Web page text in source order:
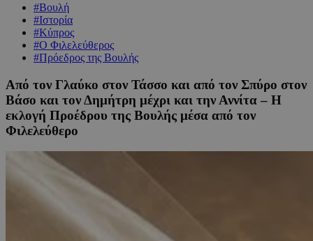
#Βουλή
#Ιστορία
#Κύπρος
#Ο Φιλελεύθερος
#Πρόεδρος της Βουλής
Από τον Γλαύκο στον Τάσσο και από τον Σπύρο στον
Βάσο και τον Δημήτρη μέχρι και την Αννίτα – Η
εκλογή Προέδρου της Βουλής μέσα από τον
Φιλελεύθερο